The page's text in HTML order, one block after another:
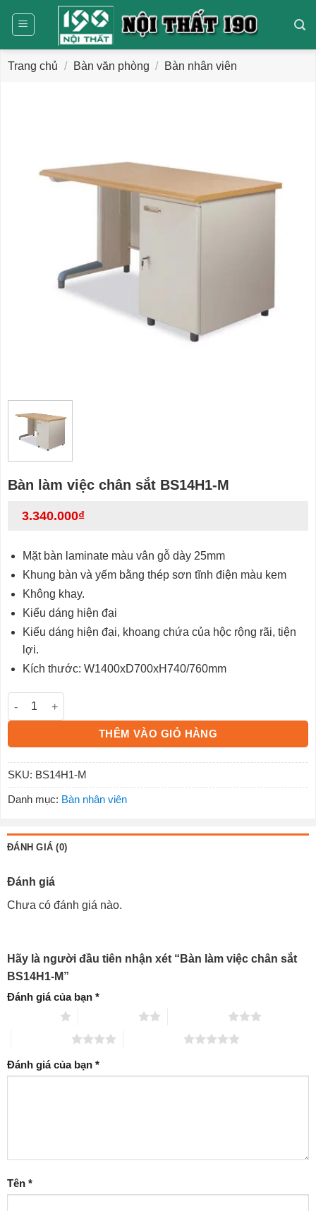
dung
Trang chủ / Bàn văn phòng / Bàn nhân viên
Bàn làm việc chân sắt BS14H1-M
3.340.000₫
Mặt bàn laminate màu vân gỗ dày 25mm
Khung bàn và yếm bằng thép sơn tĩnh điện màu kem
Không khay.
Kiểu dáng hiện đại
Kiểu dáng hiện đại, khoang chứa của hộc rộng rãi, tiện
lợi.
Kích thước: W1400xD700xH740/760mm
Bàn làm việc chân sắt BS14H1-M số lượng
THÊM VÀO GIỎ HÀNG
SKU: BS14H1-M
Danh mục: Bàn nhân viên
ĐÁNH GIÁ (0)
Đánh giá
Chưa có đánh giá nào.
Hãy là người đầu tiên nhận xét “Bàn làm việc chân sắt
BS14H1-M”
Đánh giá của bạn *
Đánh giá của bạn *
Tên *